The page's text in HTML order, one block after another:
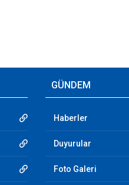
GÜNDEM
Haberler
Duyurular
Foto Galeri